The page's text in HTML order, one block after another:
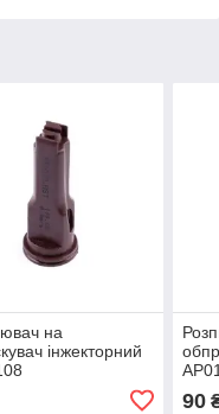
на
інжекторний
90